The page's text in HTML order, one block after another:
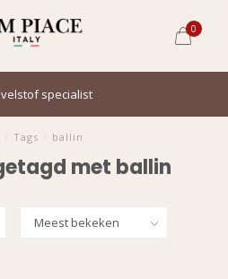
0
specialist
Tags ballin
met ballin